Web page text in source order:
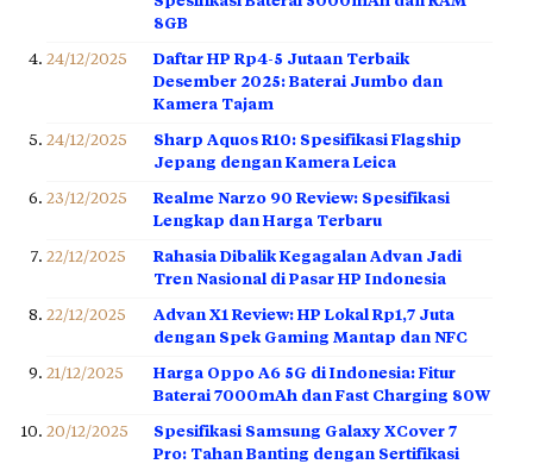
8GB
24/12/2025
Daftar HP Rp4-5 Jutaan Terbaik
Desember 2025: Baterai Jumbo dan
Kamera Tajam
24/12/2025
Sharp Aquos R10: Spesifikasi Flagship
Jepang dengan Kamera Leica
23/12/2025
Realme Narzo 90 Review: Spesifikasi
Lengkap dan Harga Terbaru
22/12/2025
Rahasia Dibalik Kegagalan Advan Jadi
Tren Nasional di Pasar HP Indonesia
22/12/2025
Advan X1 Review: HP Lokal Rp1,7 Juta
dengan Spek Gaming Mantap dan NFC
21/12/2025
Harga Oppo A6 5G di Indonesia: Fitur
Baterai 7000mAh dan Fast Charging 80W
20/12/2025
Spesifikasi Samsung Galaxy XCover 7
Pro: Tahan Banting dengan Sertifikasi